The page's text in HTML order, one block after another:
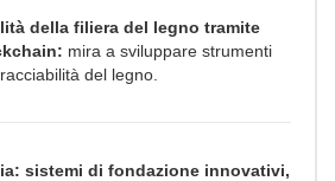
della filiera del legno tramite
mira a sviluppare strumenti
del legno.
sistemi di fondazione innovativi,